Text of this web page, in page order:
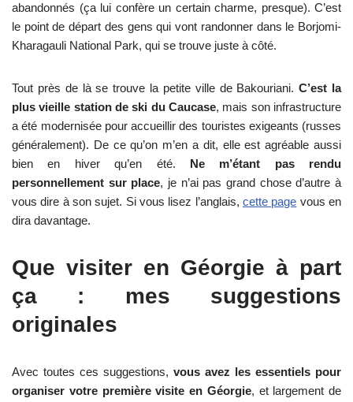
abandonnés (ça lui confère un certain charme, presque). C’est
le point de départ des gens qui vont randonner dans le Borjomi-
Kharagauli National Park, qui se trouve juste à côté.
Tout près de là se trouve la petite ville de Bakouriani.C’est la
plus vieille station de ski du Caucase, mais son infrastructure
a été modernisée pour accueillir des touristes exigeants (russes
généralement). De ce qu’on m’en a dit, elle est agréable aussi
bien en hiver qu’en été.
Ne m’étant pas rendu
personnellement sur place, je n’ai pas grand chose d’autre à
vous dire à son sujet. Si vous lisez l’anglais, cette page vous en
dira davantage.
Que visiter en Géorgie à part
ça : mes suggestions
originales
Avec toutes ces suggestions, vous avez les essentiels pour
organiser votre première visite en Géorgie, et largement de